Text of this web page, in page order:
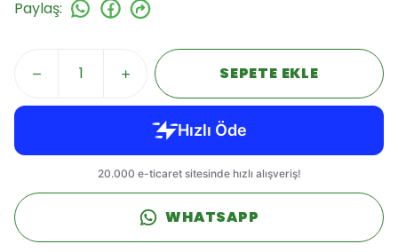
Paylaş:
SEPETE EKLE
WHATSAPP